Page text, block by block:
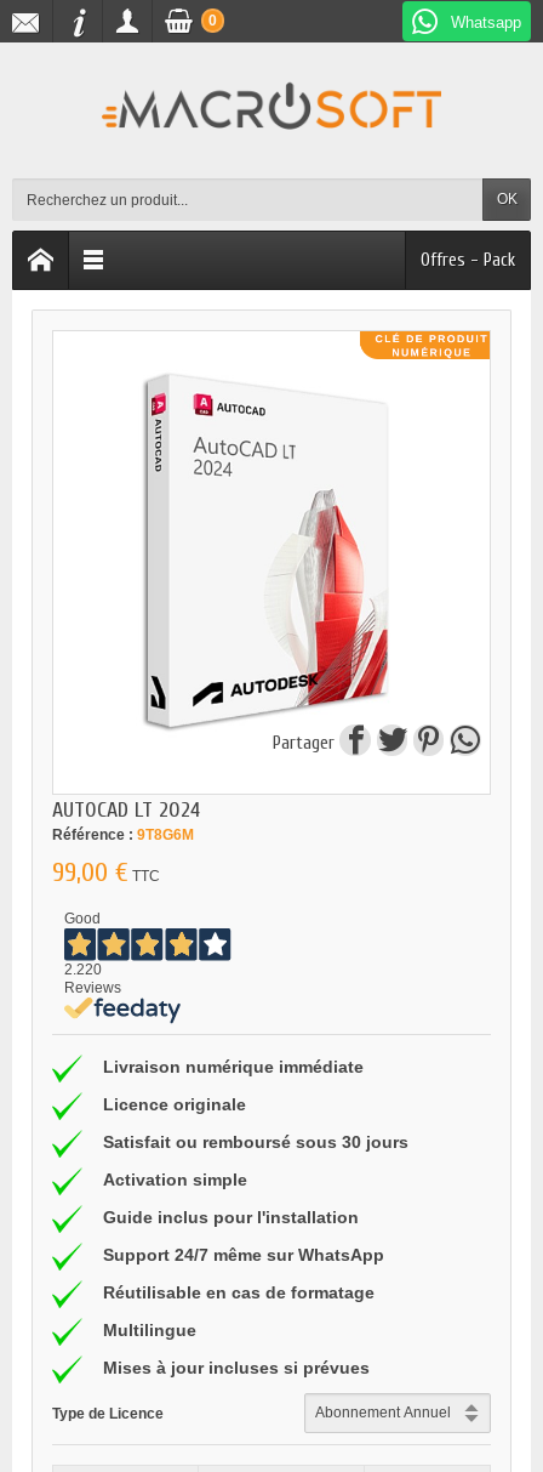
Whatsapp
OK
0
Offres - Pack
Partager
AUTOCAD LT 2024
Référence : 9T8G6M
99,00 € TTC
Good
2.220
Reviews
Livraison numérique immédiate
Licence originale
Satisfait ou remboursé sous 30 jours
Activation simple
Guide inclus pour l'installation
Support 24/7 même sur WhatsApp
Réutilisable en cas de formatage
Multilingue
Mises à jour incluses si prévues
Type de Licence